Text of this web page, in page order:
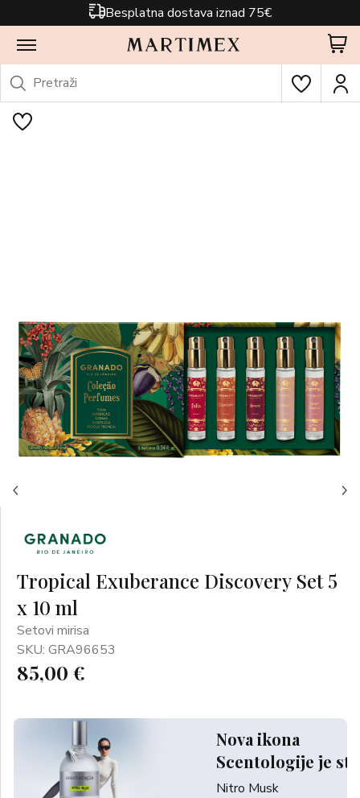
Besplatna dostava iznad 75€
Tropical Exuberance Discovery Set 5
x 10 ml
Setovi mirisa
SKU: GRA96653
85,00 €
Nova ikona
Scentologije je
Nitro Musk